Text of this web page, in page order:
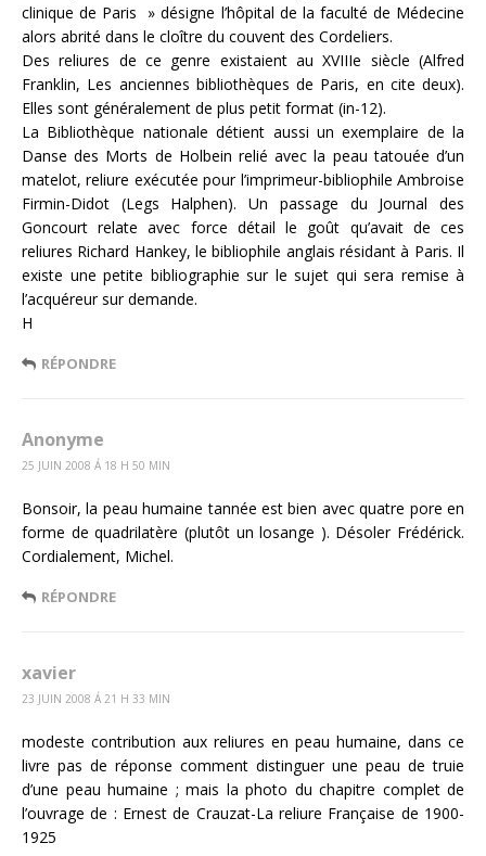
clinique de Paris » désigne l’hôpital de la faculté de Médecine
alors abrité dans le cloître du couvent des Cordeliers.
Des reliures de ce genre existaient au XVIIIe siècle (Alfred
Franklin, Les anciennes bibliothèques de Paris, en cite deux).
Elles sont généralement de plus petit format (in-12).
La Bibliothèque nationale détient aussi un exemplaire de la
Danse des Morts de Holbein relié avec la peau tatouée d’un
matelot, reliure exécutée pour l’imprimeur-bibliophile Ambroise
Firmin-Didot (Legs Halphen). Un passage du Journal des
Goncourt relate avec force détail le goût qu’avait de ces
reliures Richard Hankey, le bibliophile anglais résidant à Paris. Il
existe une petite bibliographie sur le sujet qui sera remise à
l’acquéreur sur demande.
H
RÉPONDRE
Anonyme
25 JUIN 2008 Á 18 H 50 MIN
Bonsoir, la peau humaine tannée est bien avec quatre pore en
forme de quadrilatère (plutôt un losange ). Désoler Frédérick.
Cordialement, Michel.
RÉPONDRE
xavier
23 JUIN 2008 Á 21 H 33 MIN
modeste contribution aux reliures en peau humaine, dans ce
livre pas de réponse comment distinguer une peau de truie
d’une peau humaine ; mais la photo du chapitre complet de
l’ouvrage de : Ernest de Crauzat-La reliure Française de 1900-
1925